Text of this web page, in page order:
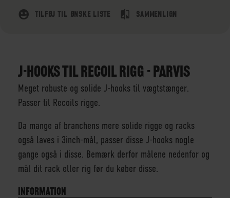
TILFØJ TIL ØNSKE LISTE SAMMENLIGN
J-HOOKS TIL RECOIL RIGG - PARVIS
Meget robuste og solide J-hooks til vægtstænger.
Passer til Recoils rigge.
Da mange af branchens mere solide rigge og racks
også laves i 3inch-mål, passer disse J-hooks nogle
gange også i disse. Bemærk derfor målene nedenfor og
mål dit rack eller rig før du køber disse.
INFORMATION